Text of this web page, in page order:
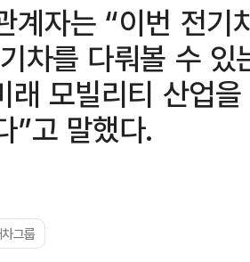
계자는 “이번 전기
차를 다뤄볼 수
래 모빌리티 산업
”고 말했다.
그룹